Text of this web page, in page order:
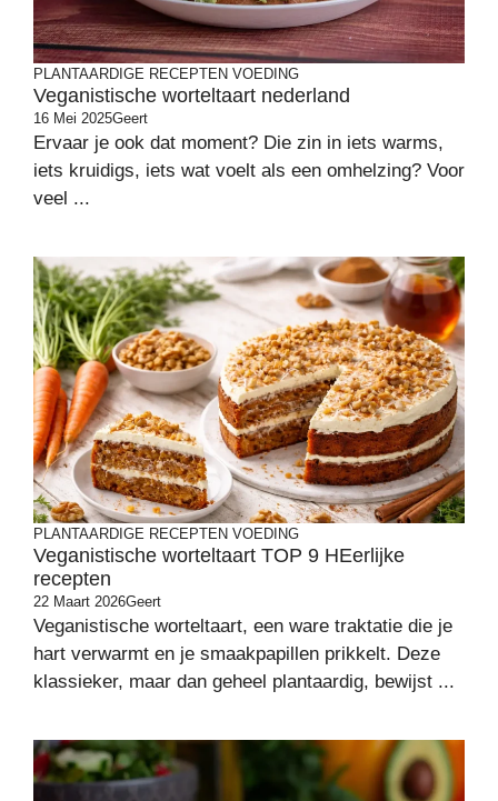
PLANTAARDIGE RECEPTEN VOEDING
Veganistische worteltaart nederland
16 Mei 2025Geert
Ervaar je ook dat moment? Die zin in iets warms,
iets kruidigs, iets wat voelt als een omhelzing? Voor
veel ...
PLANTAARDIGE RECEPTEN VOEDING
Veganistische worteltaart TOP 9 HEerlijke
recepten
22 Maart 2026Geert
Veganistische worteltaart, een ware traktatie die je
hart verwarmt en je smaakpapillen prikkelt. Deze
klassieker, maar dan geheel plantaardig, bewijst ...